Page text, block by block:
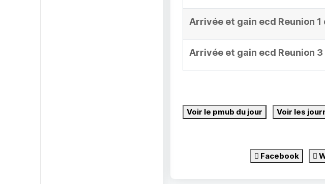
Arrivée et gain ecd Reunion
Arrivée et gain ecd Reunion
Voir le pmub du jour
Voir les
Facebook